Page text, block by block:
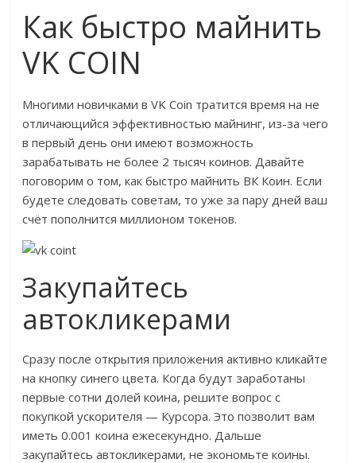
Как быстро майнить
VK COIN
Многими новичками в VK Coin тратится время на не
отличающийся эффективностью майнинг, из-за чего
в первый день они имеют возможность
зарабатывать не более 2 тысяч коинов. Давайте
поговорим о том, как быстро майнить ВК Коин. Если
будете следовать советам, то уже за пару дней ваш
счёт пополнится миллионом токенов.
Закупайтесь
автокликерами
Сразу после открытия приложения активно кликайте
на кнопку синего цвета. Когда будут заработаны
первые сотни долей коина, решите вопрос с
покупкой ускорителя — Курсора. Это позволит вам
иметь 0.001 коина ежесекундно. Дальше
закупайтесь автокликерами, не экономьте коины.